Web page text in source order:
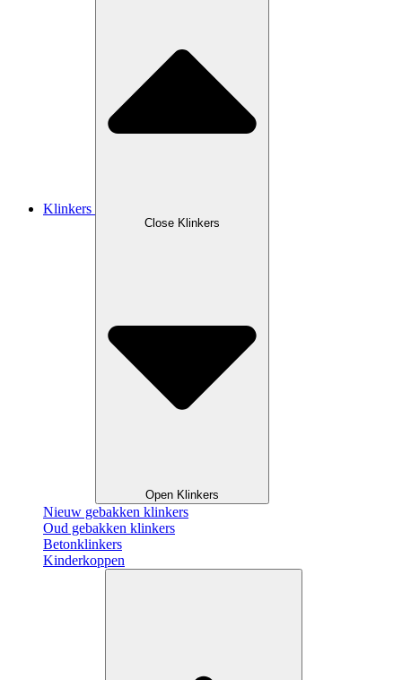
Klinkers
Close Klinkers
Open Klinkers
Nieuw gebakken klinkers
Oud gebakken klinkers
Betonklinkers
Kinderkoppen